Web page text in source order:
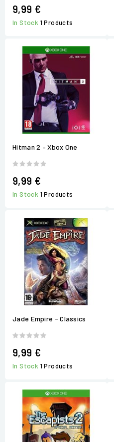
9,99 €
In Stock 1 Products
Hitman 2 – Xbox One
9,99 €
In Stock 1 Products
Jade Empire - Classics
9,99 €
In Stock 1 Products